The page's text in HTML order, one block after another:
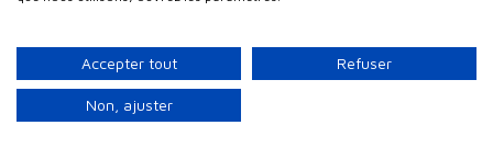
Politique de confidentialité
Plan du site
Accepter tout Refuser
Non, ajuster